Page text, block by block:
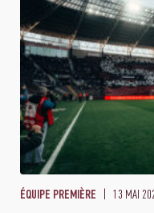
ÉQUIPE PREMIÈRE 13 MAI